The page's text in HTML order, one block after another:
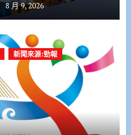
8 月 9, 2026
新聞來源:勁報